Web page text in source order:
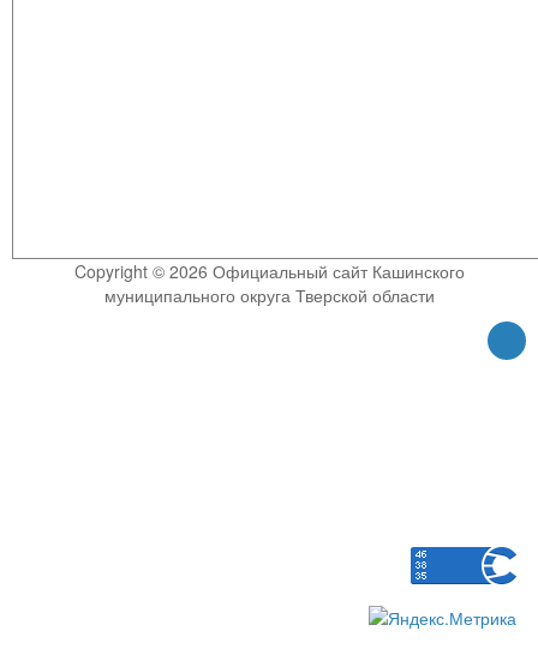
Copyright © 2026 Официальный сайт Кашинского
муниципального округа Тверской области